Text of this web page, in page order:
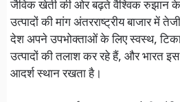
जैविक खेती की ओर बढ़ते वैश्विक रुझान
उत्पादों की मांग अंतरराष्ट्रीय बाजार में
देश अपने उपभोक्ताओं के लिए स्वस्थ,
उत्पादों की तलाश कर रहे हैं, और भारत
आदर्श स्थान रखता है।